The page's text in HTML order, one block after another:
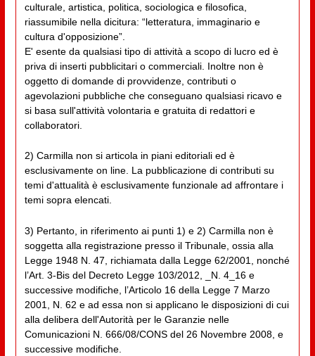
culturale, artistica, politica, sociologica e filosofica,
riassumibile nella dicitura: “letteratura, immaginario e
cultura d'opposizione”.
E' esente da qualsiasi tipo di attività a scopo di lucro ed è
priva di inserti pubblicitari o commerciali. Inoltre non è
oggetto di domande di provvidenze, contributi o
agevolazioni pubbliche che conseguano qualsiasi ricavo e
si basa sull'attività volontaria e gratuita di redattori e
collaboratori.
2) Carmilla non si articola in piani editoriali ed è
esclusivamente on line. La pubblicazione di contributi su
temi d'attualità è esclusivamente funzionale ad affrontare i
temi sopra elencati.
3) Pertanto, in riferimento ai punti 1) e 2) Carmilla non è
soggetta alla registrazione presso il Tribunale, ossia alla
Legge 1948 N. 47, richiamata dalla Legge 62/2001, nonché
l’Art. 3-Bis del Decreto Legge 103/2012, _N. 4_16 e
successive modifiche, l’Articolo 16 della Legge 7 Marzo
2001, N. 62 e ad essa non si applicano le disposizioni di cui
alla delibera dell'Autorità per le Garanzie nelle
Comunicazioni N. 666/08/CONS del 26 Novembre 2008, e
successive modifiche.